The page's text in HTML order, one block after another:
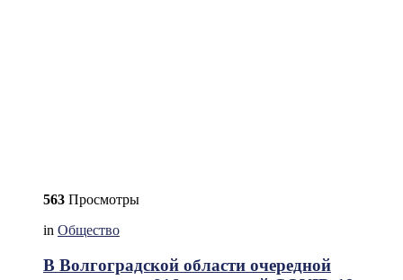
563 Просмотры
in Общество
В Волгоградской области очередной